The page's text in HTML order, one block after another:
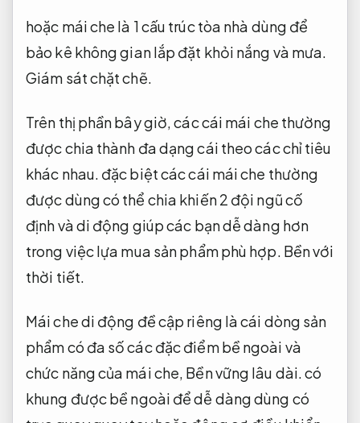
hoặc mái che là 1 cấu trúc tòa nhà dùng để
bảo kê không gian lắp đặt khỏi nắng và mưa.
Giám sát chặt chẽ.
Trên thị phần bây giờ, các cái mái che thường
được chia thành đa dạng cái theo các chỉ tiêu
khác nhau. đặc biệt các cái mái che thường
được dùng có thể chia khiến 2 đội ngũ cố
định và di động giúp các bạn dễ dàng hơn
trong việc lựa mua sản phẩm phù hợp. Bền với
thời tiết.
Mái che di động đề cập riêng là cái dòng sản
phẩm có đa số các đặc điểm bề ngoài và
chức năng của mái che, Bền vững lâu dài.có
khung được bề ngoài để dễ dàng dùng có